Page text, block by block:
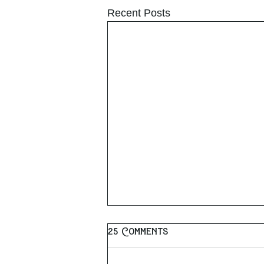
Recent Posts
25 Comments